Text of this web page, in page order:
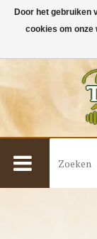
Door het gebruiken
cookies om onze